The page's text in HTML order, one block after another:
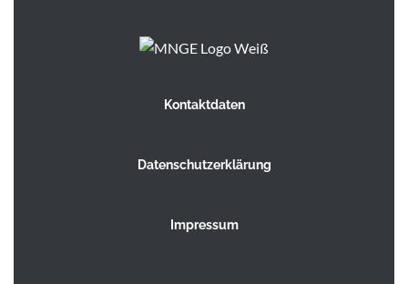
Kontaktdaten
Datenschutzerklärung
Impressum